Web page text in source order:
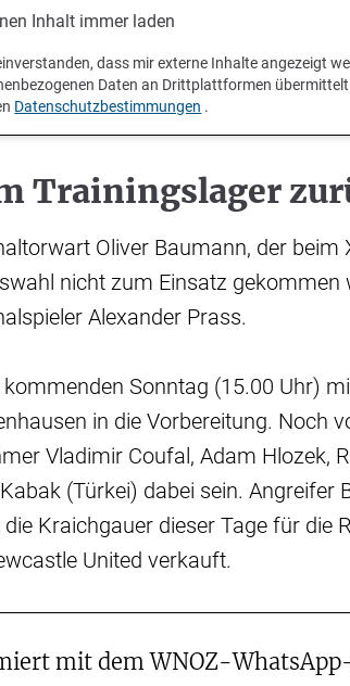
Inhalt immer laden
dass mir externe Inhalte angezeigt
Daten an Drittplattformen
Datenschutzbestimmungen .
Trainingslager
Oliver Baumann, der beim
nicht zum Einsatz gekommen
Alexander Prass.
Sonntag (15.00 Uhr)
in die Vorbereitung. Noch
Vladimir Coufal, Adam Hlozek,
(Türkei) dabei sein. Angreifer
Kraichgauer dieser Tage für die
United verkauft.
mit dem WNOZ-